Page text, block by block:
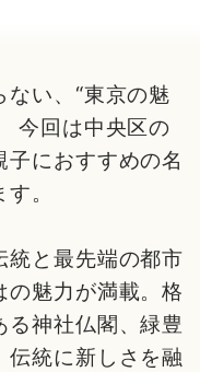
い、“東京の魅
今回は中央区の
におすすめの名
。
統と最先端の都市
魅力が満載。格
神社仏閣、緑豊
統に新しさを融